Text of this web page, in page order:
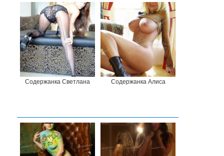
Содержанка Светлана Содержанка Алиса